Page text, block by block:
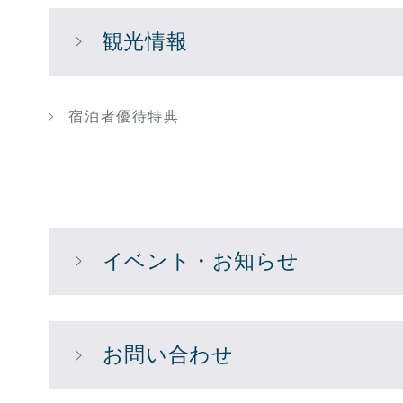
観光情報
宿泊者優待特典
イベント・お知らせ
お問い合わせ